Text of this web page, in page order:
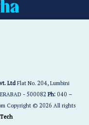
LtdFlat No. 204, Lumbini
- 500082Ph:040 –
Copyright © 2026 All rights